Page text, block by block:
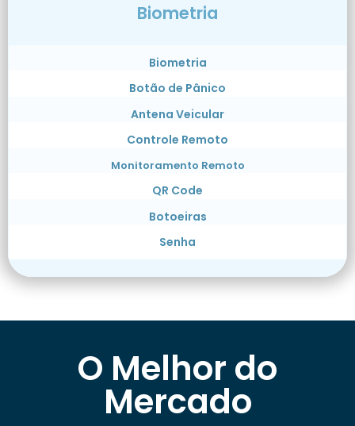
Biometria
Biometria
Botão de Pânico
Antena Veicular
Controle Remoto
Monitoramento Remoto
QR Code
Botoeiras
Senha
O Melhor do
Mercado